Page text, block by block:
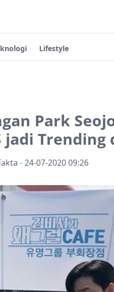
Lifestyle
Park
jadi Trending
-24-07-2020 09:26